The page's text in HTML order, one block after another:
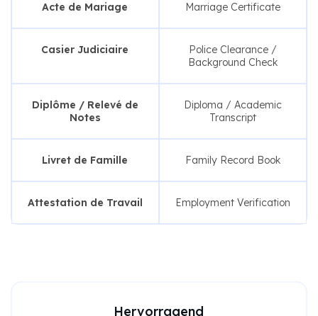
Acte de Mariage Marriage Certificate
Casier Judiciaire
Police Clearance /
Background Check
Diplôme / Relevé de
Notes
Diploma / Academic
Transcript
Livret de Famille Family Record Book
Attestation de Travail Employment Verification
Hervorragend